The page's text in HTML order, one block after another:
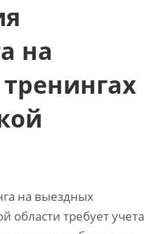
на
на выездных
области требует учета